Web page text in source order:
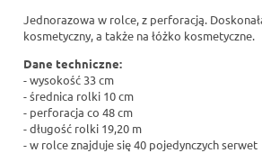
Jednorazowa w rolce, z perforacją.
kosmetyczny, a także na łóżko kosmetyczne.
Dane techniczne:
- wysokość 33 cm
- średnica rolki 10 cm
- perforacja co 48 cm
- długość rolki 19,20 m
- w rolce znajduje się 40 pojedynczych serwet